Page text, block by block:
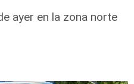
ayer en la zona norte